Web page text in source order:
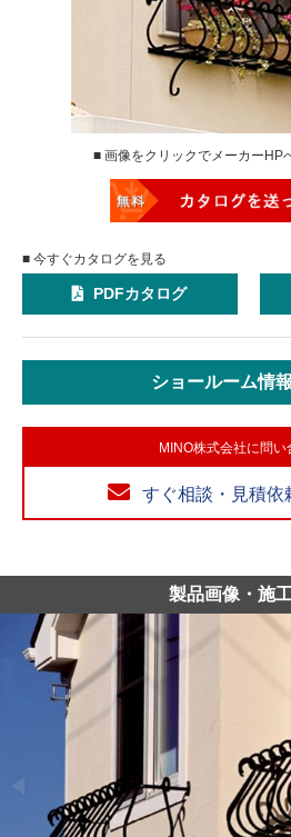
■ 画像をクリックでメーカーHP
■ 今すぐカタログを見る
PDFカタログ
ショールーム情
MINO株式会社に問い
すぐ相談・見積依
製品画像・施